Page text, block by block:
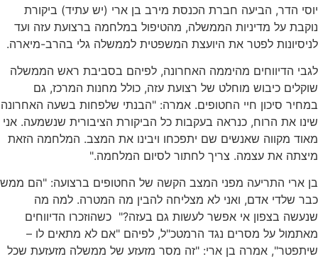
יוסי הדר, הביעה חברת הכנסת מירב בן ארי (יש עתיד) ביקורת
נוקבת על מדיניות הממשלה, מהטיפול במלחמה ברצועת עזה ועד
לניסיונות לפטר את היועצת המשפטית לממשלה גלי בהרב-מיארה.
לגבי הדיווחים מהיממה האחרונה, לפיהם בסביבת ראש הממשלה
שוקלים כיבוש מוחלט של רצועת עזה, כולל מחנות המרכז, גם
במחיר סיכון חיי החטופים. אמרה: "הבנתי שלפחות בשעה האחרונה
שינו את הרוח, כנראה בעקבות כל הביקורת הציבורית שנשמעה. אני
מאוד מקווה שאנשים שם יתפכחו ויבינו את המצב. המלחמה הזאת
מיצתה את עצמה. צריך לחתור לסיום המלחמה."
בן ארי התריעה מפני המצב הקשה של החטופים ברצועה: "הם ממש
כבר שלדי אדם, ואני לא מצליחה להבין מה המטרה. למה מה
שנעשה בצפון אי אפשר לעשות גם בעזה?" כשהוזכרו הדיווחים
מאתמול על מסרים נגד הרמטכ"ל, לפיהם "אם לא מתאים לו –
שיתפטר", אמרה בן ארי: "זה מסר מזעזע של ממשלה מזעזעת שכל